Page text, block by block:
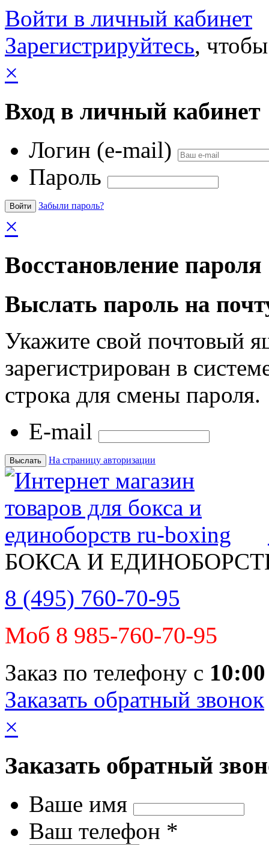
Войти в личный кабинет
Зарегистрируйтесь,
×
Вход в личный кабинет
Логин (e-mail)
Пароль
Забыли пароль?
×
Восстановление пароля
Выслать пароль на
Укажите свой почтовый
зарегистрирован в
строка для смены пароля.
E-mail
На страницу авторизации
БОКСА И
8 (495) 760-70-95
Моб 8 985-760-70-95
Заказ по телефону с 10:00
Заказать обратный звонок
×
Заказать обратный
Ваше имя
Ваш телефон *